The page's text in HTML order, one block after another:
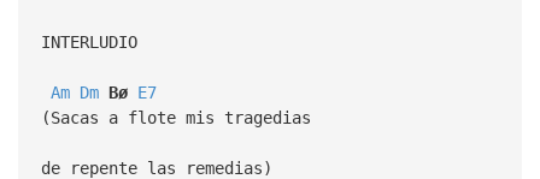
INTERLUDIO
Am Dm Bø E7
(Sacas a flote mis tragedias
de repente las remedias)